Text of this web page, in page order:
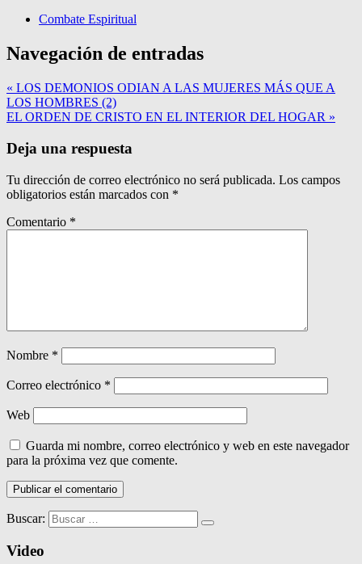
Combate Espiritual
Navegación de entradas
« LOS DEMONIOS ODIAN A LAS MUJERES MÁS QUE A
LOS HOMBRES (2)
EL ORDEN DE CRISTO EN EL INTERIOR DEL HOGAR »
Deja una respuesta
Tu dirección de correo electrónico no será publicada. Los campos
obligatorios están marcados con *
Comentario *
Nombre *
Correo electrónico *
Web
Guarda mi nombre, correo electrónico y web en este navegador
para la próxima vez que comente.
Buscar:
Video